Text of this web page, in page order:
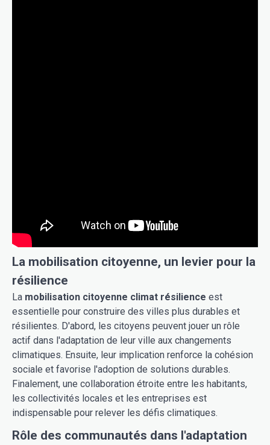
La mobilisation citoyenne, un levier pour la
résilience
La mobilisation citoyenne climat résilience est
essentielle pour construire des villes plus durables et
résilientes. D'abord, les citoyens peuvent jouer un rôle
actif dans l'adaptation de leur ville aux changements
climatiques. Ensuite, leur implication renforce la cohésion
sociale et favorise l'adoption de solutions durables.
Finalement, une collaboration étroite entre les habitants,
les collectivités locales et les entreprises est
indispensable pour relever les défis climatiques.
Rôle des communautés dans l'adaptation